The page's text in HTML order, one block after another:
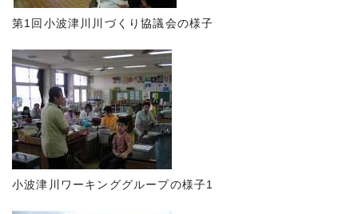
第1回小波津川川づくり協議会の様子
小波津川ワーキンググループの様子1